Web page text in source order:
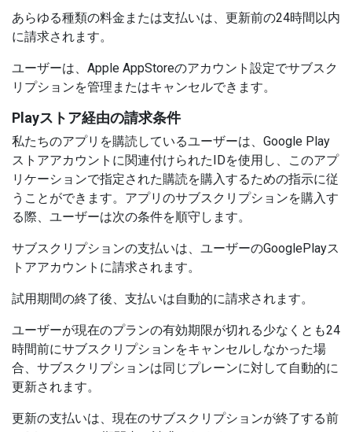
あらゆる種類の料金または支払いは、更新前の24時間以内
に請求されます。
ユーザーは、Apple AppStoreのアカウント設定でサブスク
リプションを管理またはキャンセルできます。
Playストア経由の請求条件
私たちのアプリを購読しているユーザーは、Google Play
ストアアカウントに関連付けられたIDを使用し、このアプ
リケーションで指定された購読を購入するための指示に従
うことができます。アプリのサブスクリプションを購入す
る際、ユーザーは次の条件を順守します。
サブスクリプションの支払いは、ユーザーのGooglePlayス
トアアカウントに請求されます。
試用期間の終了後、支払いは自動的に請求されます。
ユーザーが現在のプランの有効期限が切れる少なくとも24
時間前にサブスクリプションをキャンセルしなかった場
合、サブスクリプションは同じプレーンに対して自動的に
更新されます。
更新の支払いは、現在のサブスクリプションが終了する前